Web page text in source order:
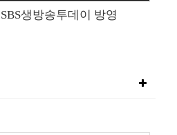
생방송투데이 방영